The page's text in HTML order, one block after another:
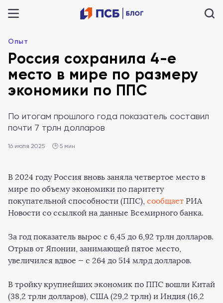
Опыт
Россия сохранила 4-е
место в мире по размеру
экономики по ППС
По итогам прошлого года показатель составил
почти 7 трлн долларов
16 июля 2025 🕒 5 мин
В 2024 году Россия вновь заняла четвертое место в
мире по объему экономики по паритету
покупательной способности (ППС), сообщает РИА
Новости со ссылкой на данные Всемирного банка.
За год показатель вырос с 6,45 до 6,92 трлн долларов.
Отрыв от Японии, занимающей пятое место,
увеличился вдвое — с 264 до 514 млрд долларов.
В тройку крупнейших экономик по ППС вошли Китай
(38,2 трлн долларов), США (29,2 трлн) и Индия (16,2